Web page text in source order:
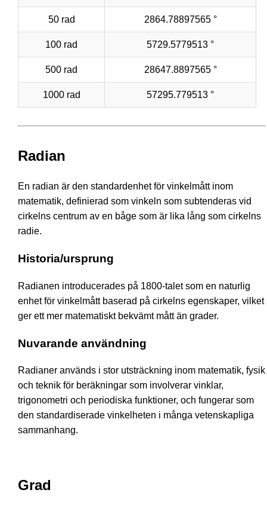
50 rad 2864.78897565 °
100 rad 5729.5779513 °
500 rad 28647.8897565 °
1000 rad 57295.779513 °
Radian
En radian är den standardenhet för vinkelmått inom
matematik, definierad som vinkeln som subtenderas vid
cirkelns centrum av en båge som är lika lång som cirkelns
radie.
Historia/ursprung
Radianen introducerades på 1800-talet som en naturlig
enhet för vinkelmått baserad på cirkelns egenskaper, vilket
ger ett mer matematiskt bekvämt mått än grader.
Nuvarande användning
Radianer används i stor utsträckning inom matematik, fysik
och teknik för beräkningar som involverar vinklar,
trigonometri och periodiska funktioner, och fungerar som
den standardiserade vinkelheten i många vetenskapliga
sammanhang.
Grad